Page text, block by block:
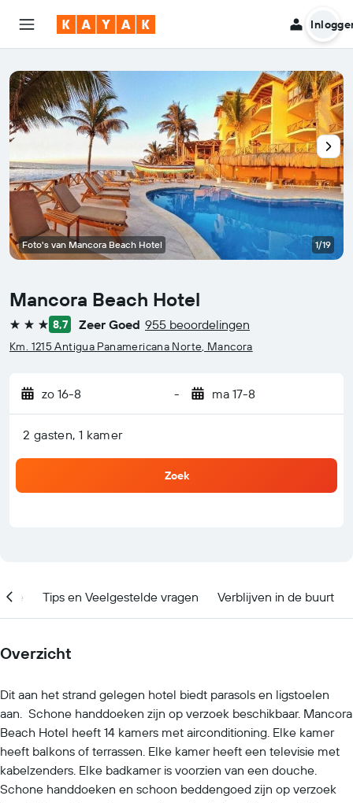
Mancora Beach Hotel
3 sterren8,7 Zeer Goed 955 beoordelingen
Km. 1215 Antigua Panamericana Norte, Mancora
zo 16-8 - ma 17-8
2 gasten, 1 kamer
Zoek
Foto's van Mancora Beach Hotel 1/19
Tips en Veelgestelde vragen Verblijven in de buurt
Overzicht
Dit aan het strand gelegen hotel biedt parasols en ligstoelen
aan. Schone handdoeken zijn op verzoek beschikbaar. Mancora
Beach Hotel heeft 14 kamers met airconditioning. Elke kamer
heeft balkons of terrassen. Elke kamer heeft een televisie met
kabelzenders. Elke badkamer is voorzien van een douche.
Schone handdoeken en schoon beddengoed zijn op verzoek